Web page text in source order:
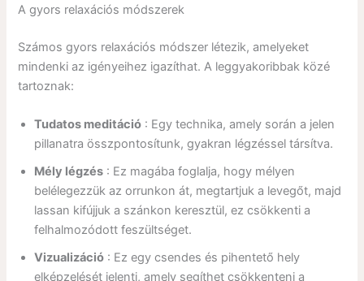
A gyors relaxációs módszerek
Számos gyors relaxációs módszer létezik, amelyeket
mindenki az igényeihez igazíthat. A leggyakoribbak közé
tartoznak:
Tudatos meditáció : Egy technika, amely során a jelen
pillanatra összpontosítunk, gyakran légzéssel társítva.
Mély légzés : Ez magába foglalja, hogy mélyen
belélegezzük az orrunkon át, megtartjuk a levegőt, majd
lassan kifújjuk a szánkon keresztül, ez csökkenti a
felhalmozódott feszültséget.
Vizualizáció : Ez egy csendes és pihentető hely
elképzelését jelenti, amely segíthet csökkenteni a